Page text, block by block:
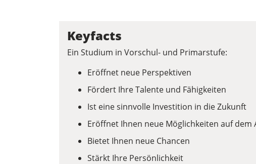
Keyfacts
Ein Studium in Vorschul- und Primarstufe:
Eröffnet neue Perspektiven
Fördert Ihre Talente und Fähigkeiten
Ist eine sinnvolle Investition in die Zukunft
Eröffnet Ihnen neue Möglichkeiten auf dem
Bietet Ihnen neue Chancen
Stärkt Ihre Persönlichkeit